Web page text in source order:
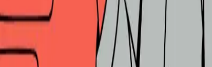
·11 min de leitura